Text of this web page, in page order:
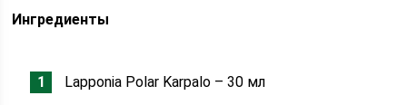
Ингредиенты
Lapponia Polar Karpalo – 30 мл